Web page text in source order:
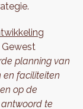
planning van
en faciliteiten
op de
te